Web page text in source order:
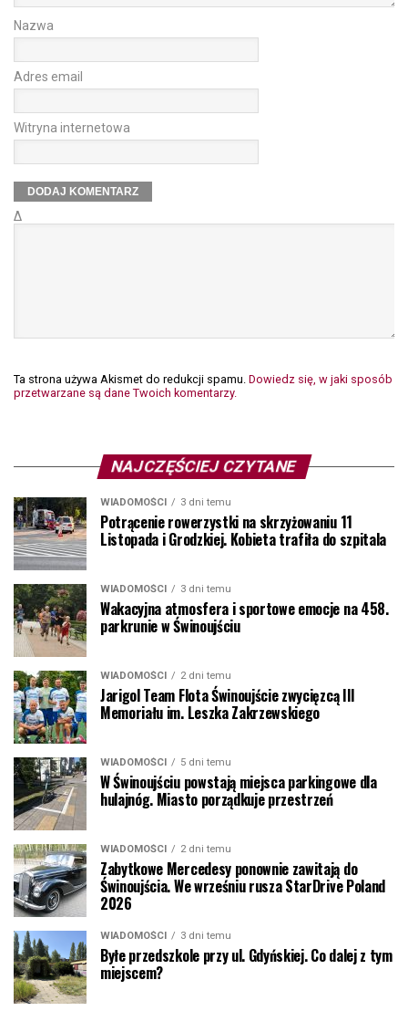
Nazwa
Adres email
Witryna internetowa
Δ
Ta strona używa Akismet do redukcji spamu. Dowiedz się, w jaki sposób
przetwarzane są dane Twoich komentarzy.
NAJCZĘŚCIEJ CZYTANE
WIADOMOŚCI 3 dni temu
Potrącenie rowerzystki na skrzyżowaniu 11
Listopada i Grodzkiej. Kobieta trafiła do szpitala
WIADOMOŚCI 3 dni temu
Wakacyjna atmosfera i sportowe emocje na 458.
parkrunie w Świnoujściu
WIADOMOŚCI 2 dni temu
Jarigol Team Flota Świnoujście zwycięzcą III
Memoriału im. Leszka Zakrzewskiego
WIADOMOŚCI 5 dni temu
W Świnoujściu powstają miejsca parkingowe dla
hulajnóg. Miasto porządkuje przestrzeń
WIADOMOŚCI 2 dni temu
Zabytkowe Mercedesy ponownie zawitają do
Świnoujścia. We wrześniu rusza StarDrive Poland
2026
WIADOMOŚCI 3 dni temu
Byłe przedszkole przy ul. Gdyńskiej. Co dalej z tym
miejscem?